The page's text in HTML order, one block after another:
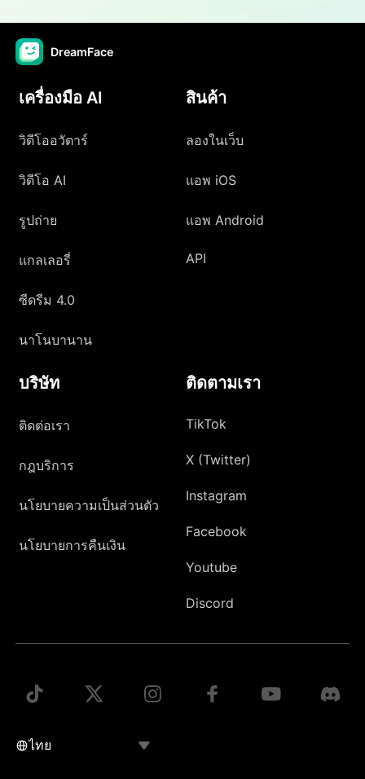
DreamFace
เครื่องมือ AI
วิดีโออวัตาร์
วิดีโอ AI
รูปถ่าย
แกลเลอรี่
ซีดรีม 4.0
นาโนบานาน
สินค้า
ลองในเว็บ
แอพ iOS
แอพ Android
API
บริษัท
ติดต่อเรา
กฎบริการ
นโยบายความเป็นส่วนตัว
นโยบายการคืนเงิน
ติดตามเรา
TikTok
X (Twitter)
Instagram
Facebook
Youtube
Discord